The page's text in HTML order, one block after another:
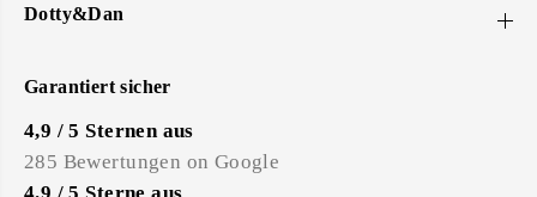
Dotty&Dan
Garantiert sicher
4,9 / 5 Sternen aus
285 Bewertungen on Google